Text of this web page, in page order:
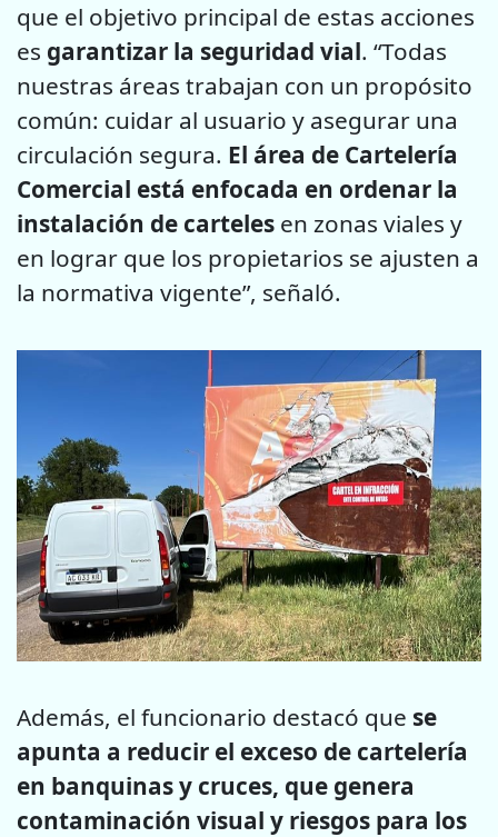
que el objetivo principal de estas acciones
es garantizar la seguridad vial. “Todas
nuestras áreas trabajan con un propósito
común: cuidar al usuario y asegurar una
circulación segura. El área de Cartelería
Comercial está enfocada en ordenar la
instalación de carteles en zonas viales y
en lograr que los propietarios se ajusten a
la normativa vigente”, señaló.
Además, el funcionario destacó que se
apunta a reducir el exceso de cartelería
en banquinas y cruces, que genera
contaminación visual y riesgos para los